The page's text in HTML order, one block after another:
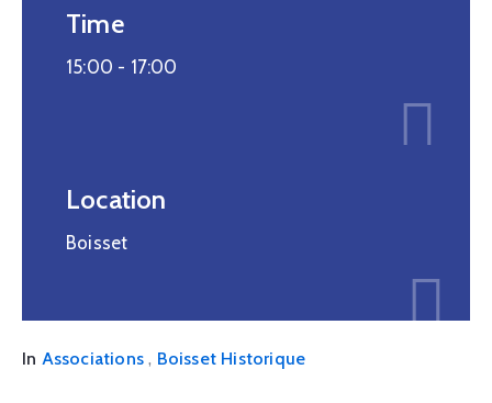
Time
15:00 - 17:00
Location
Boisset
In Associations , Boisset Historique